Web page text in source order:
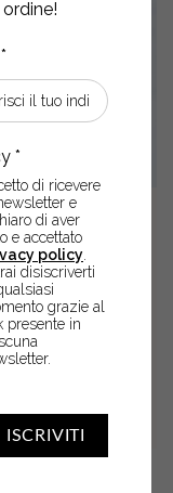
ISCRIVITI
di ricevere
e
di aver
e accettato
policy
disiscriverti
grazie al
presente in